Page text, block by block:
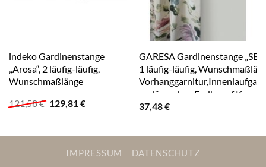
indeko Gardinenstange
„Arosa“, 2 läufig-läufig,
Wunschmaßlänge
121,58€ Ursprünglicher
129,81€Aktueller
GARESA Gardinenstange
1 läufig-läufig,
verlängerbar, Endknopf Kugel
37,48€
IMPRESSUM DATENSCHUTZ